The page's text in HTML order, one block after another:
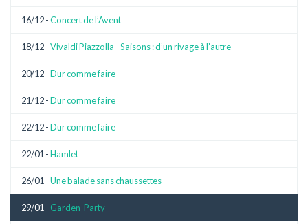
16/12 -Concert de l’Avent
18/12 -Vivaldi Piazzolla - Saisons : d’un rivage à l’autre
20/12 -Dur comme faire
21/12 -Dur comme faire
22/12 -Dur comme faire
22/01 -Hamlet
26/01 -Une balade sans chaussettes
29/01 - Garden-Party